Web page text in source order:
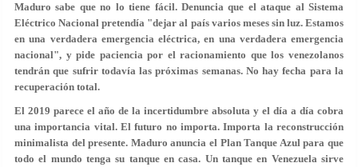
Maduro sabe que no lo tiene fácil. Denuncia que el ataque al Sistema
Eléctrico Nacional pretendía "dejar al país varios meses sin luz. Estamos
en una verdadera emergencia eléctrica, en una verdadera emergencia
nacional", y pide paciencia por el racionamiento que los venezolanos
tendrán que sufrir todavía las próximas semanas. No hay fecha para la
recuperación total.
El 2019 parece el año de la incertidumbre absoluta y el día a día cobra
una importancia vital. El futuro no importa. Importa la reconstrucción
minimalista del presente. Maduro anuncia el Plan Tanque Azul para que
todo el mundo tenga su tanque en casa. Un tanque en Venezuela sirve